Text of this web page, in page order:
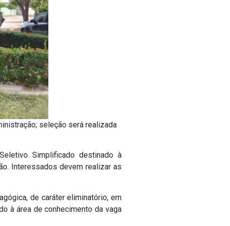
seleção será realizada
Simplificado destinado à
Interessados devem realizar as
de caráter eliminatório, em
à área de conhecimento da vaga